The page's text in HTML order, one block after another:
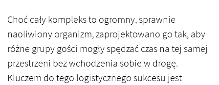
Choć cały kompleks to ogromny, sprawnie
naoliwiony organizm, zaprojektowano go tak, aby
różne grupy gości mogły spędzać czas na tej samej
przestrzeni bez wchodzenia sobie w drogę.
Kluczem do tego logistycznego sukcesu jest